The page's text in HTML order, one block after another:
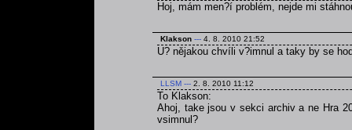
Hoj, mám men?í problém, nejde mi
Klakson --- 4. 8. 2010 21:52
U? nějakou chvíli v?imnul a taky by se
LLSM --- 2. 8. 2010 11:12
To Klakson:
Ahoj, take jsou v sekci archiv a ne Hra
vsimnul?